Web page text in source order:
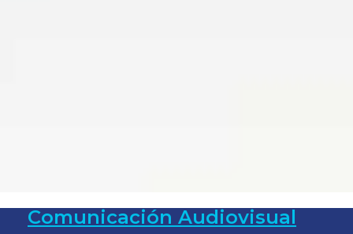
Comunicación Audiovisual